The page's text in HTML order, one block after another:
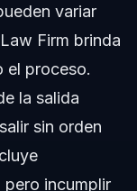
variar
Firm brinda
el proceso.
la salida
sin orden
pero incumplir